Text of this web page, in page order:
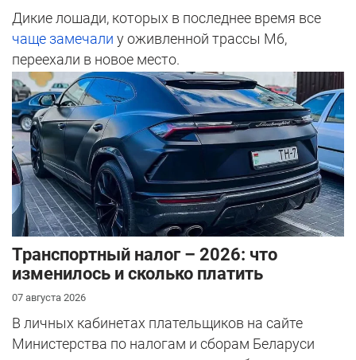
Дикие лошади, которых в последнее время все
чаще замечали у оживленной трассы М6,
переехали в новое место.
Транспортный налог – 2026: что
изменилось и сколько платить
07 августа 2026
В личных кабинетах плательщиков на сайте
Министерства по налогам и сборам Беларуси